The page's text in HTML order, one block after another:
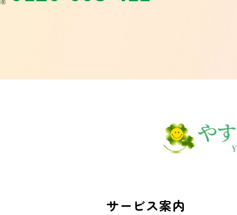
サービス案内